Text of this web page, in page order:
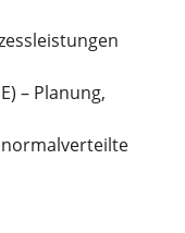
– Planung,